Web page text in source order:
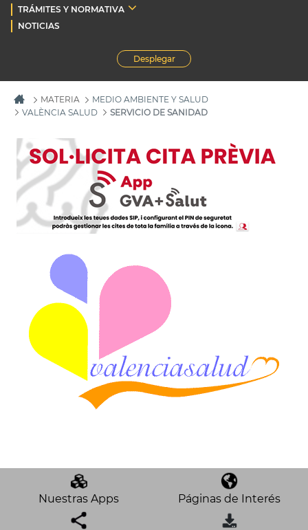
TRÁMITES Y NORMATIVA
NOTICIAS
Desplegar
MATERIA
MEDIO AMBIENTE Y SALUD
VALÈNCIA SALUD
SERVICIO DE SANIDAD
Nuestras Apps Páginas de Interés